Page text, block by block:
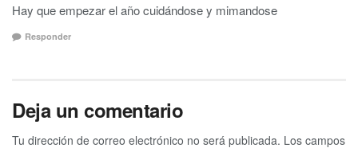
Hay que empezar el año cuidándose y mimandose
Responder
Deja un comentario
Tu dirección de correo electrónico no será publicada. Los campos